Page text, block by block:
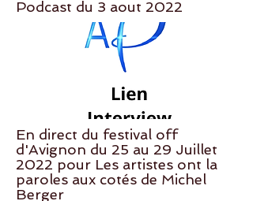
Podcast du 3 aout 2022
En direct du festival off
d'Avignon du 25 au 29 Juillet
2022 pour Les artistes ont la
paroles aux cotés de Michel
Berger